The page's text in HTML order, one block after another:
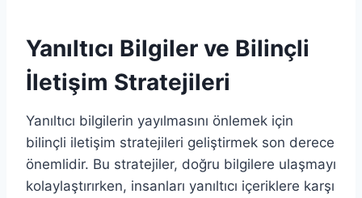
Yanıltıcı Bilgiler ve Bilinçli
İletişim Stratejileri
Yanıltıcı bilgilerin yayılmasını önlemek için
bilinçli iletişim stratejileri geliştirmek son derece
önemlidir. Bu stratejiler, doğru bilgilere ulaşmayı
kolaylaştırırken, insanları yanıltıcı içeriklere karşı